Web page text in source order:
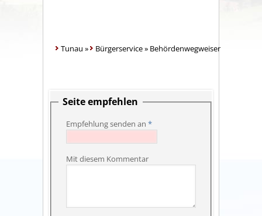
Tunau » Bürgerservice» Behördenwegweiser
Seite empfehlen
Empfehlung senden an *
Mit diesem Kommentar